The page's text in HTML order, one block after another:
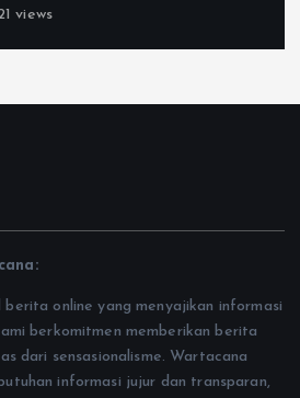
views
online yang menyajikan informasi
berkomitmen memberikan berita
dari sensasionalisme. Wartacana
informasi jujur dan transparan,